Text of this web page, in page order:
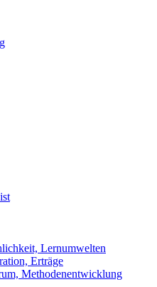
Lernumwelten
Erträge
Methodenentwicklung